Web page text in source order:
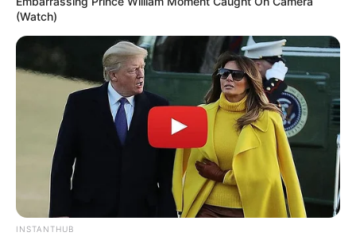
LA MAGIE
DES PIERRES
LOTERIES DU MONDE
(Watch)
INSTANTHUB